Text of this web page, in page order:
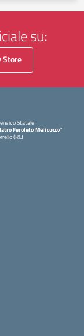
su:
Store
Statale
Feroleto Melicucco"
(RC)